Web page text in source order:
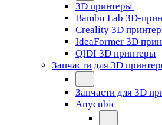
3D принтеры
Bambu Lab 3D-
Creality 3D
IdeaFormer 3D
QIDI 3D принтеры
Запчасти для 3D
Запчасти для 3D
Anycubic